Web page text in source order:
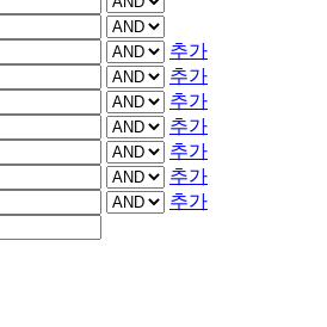
추가
추가
추가
추가
추가
추가
추가